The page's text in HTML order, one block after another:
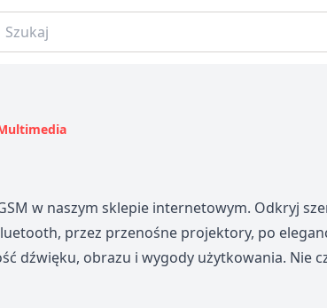
w naszym sklepie internetowym. Odkryj
przez przenośne projektory, po
dźwięku, obrazu i wygody użytkowania.